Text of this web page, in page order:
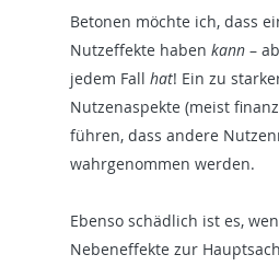
Betonen möchte ich, dass
Nutzeffekte haben kann –
jedem Fall hat! Ein zu
Nutzenaspekte (meist
führen, dass andere
wahrgenommen werden.
Ebenso schädlich ist es,
Nebeneffekte zur